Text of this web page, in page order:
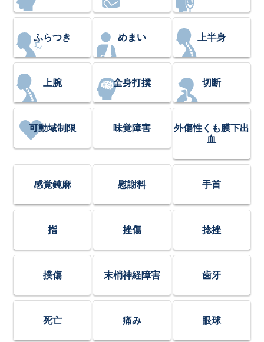
ふらつき めまい 上半身
上腕 全身打撲 切断
可動域制限 味覚障害
外傷性くも膜下出
血
感覚鈍麻 慰謝料 手首
指 挫傷 捻挫
撲傷 末梢神経障害 歯牙
死亡 痛み 眼球